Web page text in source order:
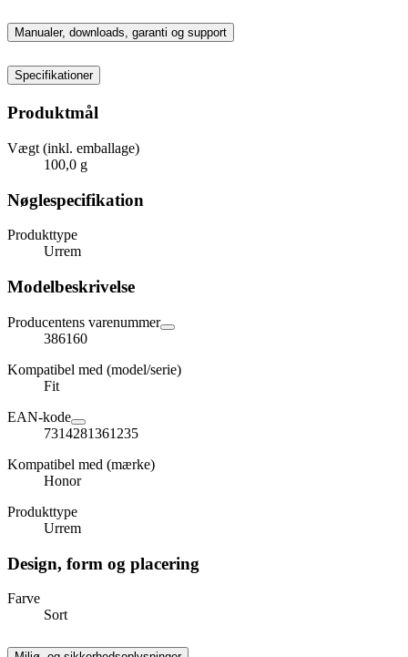
Manualer, downloads, garanti og support
Specifikationer
Produktmål
Vægt (inkl. emballage)
100,0 g
Nøglespecifikation
Produkttype
Urrem
Modelbeskrivelse
Producentens varenummer
386160
Kompatibel med (model/serie)
Fit
EAN-kode
7314281361235
Kompatibel med (mærke)
Honor
Produkttype
Urrem
Design, form og placering
Farve
Sort